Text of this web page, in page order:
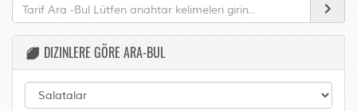
DIZINLERE GÖRE ARA-BUL